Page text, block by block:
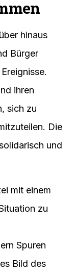
hinaus
Bürger
ihren
sich zu
Die
und
mit einem
zu
Spuren
Bild des